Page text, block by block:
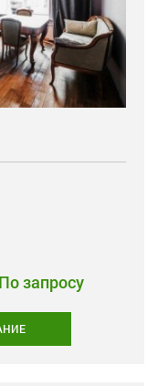
По запросу